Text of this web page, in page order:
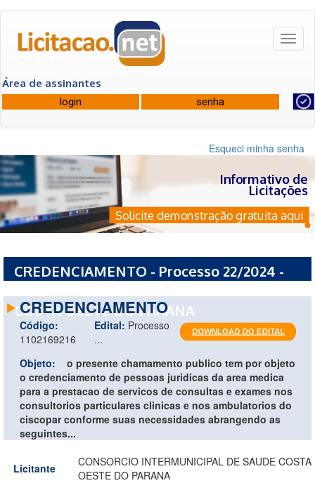
Área de assinantes
Esqueci minha senha
Informativo de
Licitações
Solicite demonstração gratuita aqui
CREDENCIAMENTO - Processo 22/2024 -
COSTA OESTE DO PARANA
CREDENCIAMENTO
Código:
1102169216
Edital: Processo
...
Objeto:
o presente chamamento publico tem por objeto
o credenciamento de pessoas juridicas da area medica
para a prestacao de servicos de consultas e exames nos
consultorios particulares clinicas e nos ambulatorios do
ciscopar conforme suas necessidades abrangendo as
seguintes...
Licitante
CONSORCIO INTERMUNICIPAL DE SAUDE COSTA
OESTE DO PARANA